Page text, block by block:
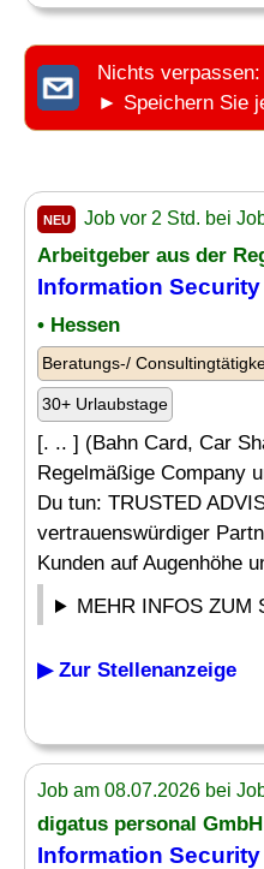
Nichts verpassen:
► Speichern Sie
NEU Job vor 2 Std. bei
Arbeitgeber aus der
Information
• Hessen
Beratungs-/
30+ Urlaubstage
[. .. ] (Bahn Card, Car
Regelmäßige Company
Du tun: TRUSTED
vertrauenswürdiger
Kunden auf Augenhöhe
MEHR INFOS ZUM
▶ Zur Stellenanzeige
Job am 08.07.2026 bei
digatus personal GmbH
Information